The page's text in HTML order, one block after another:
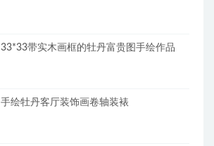
33*33带实木画框的牡丹富贵图手绘作品
手绘牡丹客厅装饰画卷轴装裱